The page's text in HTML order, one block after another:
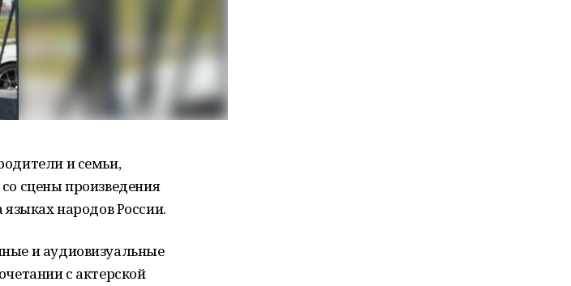
и семьи,
сцены произведения
народов России.
и аудиовизуальные
с актерской